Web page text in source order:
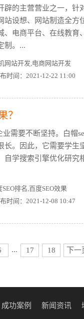
辟的主营营业之一，针
站设想、网站制造全方
、电商平台、在线教育
制。...
网站开发,电商网站开发
时间：2021-12-22 11:00
？
需要不断坚持。白帽
长。因此，它需要学生
自学搜索引擎优化研究
排名,百度SEO效果
时间：2021-12-08 10:47
... 17 18 下一
成功案例 新闻资讯